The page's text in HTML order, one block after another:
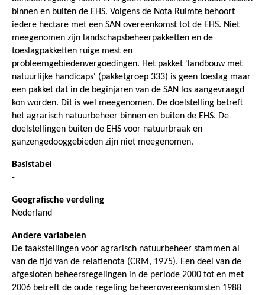
binnen en buiten de EHS. Volgens de Nota Ruimte behoort
iedere hectare met een SAN overeenkomst tot de EHS. Niet
meegenomen zijn landschapsbeheerpakketten en de
toeslagpakketten ruige mest en
probleemgebiedenvergoedingen. Het pakket 'landbouw met
natuurlijke handicaps' (pakketgroep 333) is geen toeslag maar
een pakket dat in de beginjaren van de SAN los aangevraagd
kon worden. Dit is wel meegenomen. De doelstelling betreft
het agrarisch natuurbeheer binnen en buiten de EHS. De
doelstellingen buiten de EHS voor natuurbraak en
ganzengedooggebieden zijn niet meegenomen.
Basistabel
-
Geografische verdeling
Nederland
Andere variabelen
De taakstellingen voor agrarisch natuurbeheer stammen al
van de tijd van de relatienota (CRM, 1975). Een deel van de
afgesloten beheersregelingen in de periode 2000 tot en met
2006 betreft de oude regeling beheerovereenkomsten 1988